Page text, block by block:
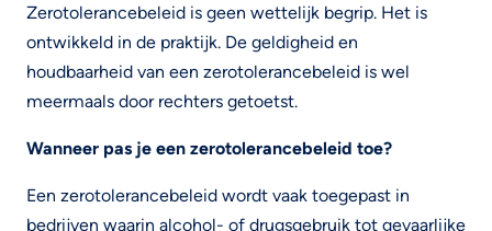
Zerotolerancebeleid is geen wettelijk begrip. Het is
ontwikkeld in de praktijk. De geldigheid en
houdbaarheid van een zerotolerancebeleid is wel
meermaals door rechters getoetst.
Wanneer pas je een zerotolerancebeleid toe?
Een zerotolerancebeleid wordt vaak toegepast in
bedrijven waarin alcohol- of drugsgebruik tot gevaarlijke